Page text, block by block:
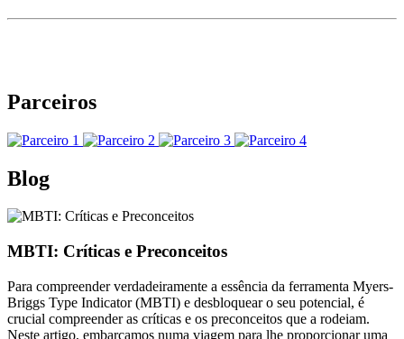
Parceiros
Blog
MBTI: Críticas e Preconceitos
Para compreender verdadeiramente a essência da ferramenta Myers-
Briggs Type Indicator (MBTI) e desbloquear o seu potencial, é
crucial compreender as críticas e os preconceitos que a rodeiam.
Neste artigo, embarcamos numa viagem para lhe proporcionar uma